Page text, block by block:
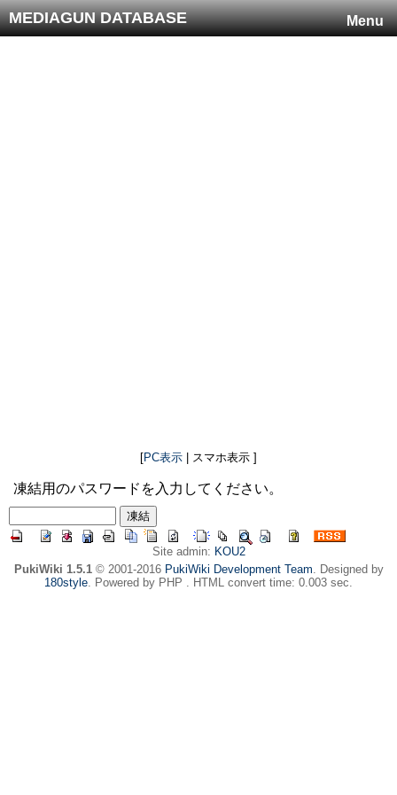
Menu
MEDIAGUN DATABASE
[PC表示 | スマホ表示 ]
凍結用のパスワードを入力してください。
Site admin: KOU2
PukiWiki 1.5.1© 2001-2016 PukiWiki Development Team. Designed by
180style. Powered by PHP . HTML convert time: 0.003 sec.